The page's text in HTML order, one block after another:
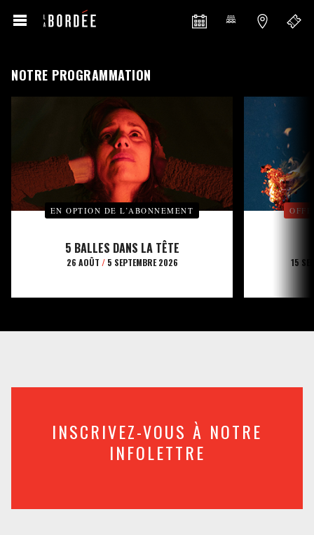
NOTRE PROGRAMMATION
EN OPTION DE L’ABONNEMENT
5 BALLES DANS LA TÊTE
26 AOÛT /5 SEPTEMBRE 2026 15
INSCRIVEZ-VOUS À NOTRE
INFOLETTRE